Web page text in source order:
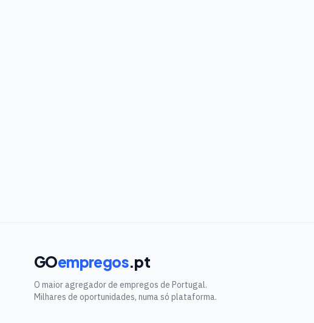
GOempregos.pt
O maior agregador de empregos de Portugal.
Milhares de oportunidades, numa só plataforma.